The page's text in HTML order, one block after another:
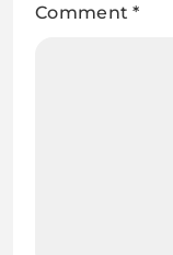
Comment*